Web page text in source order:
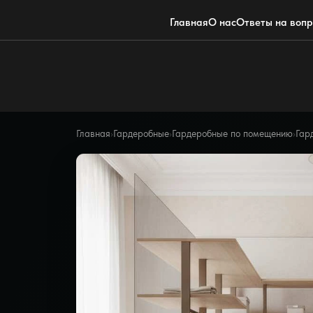
ГлавнаяО насОтветы на
Главная›Гардеробные›Гардеробные по помещению›